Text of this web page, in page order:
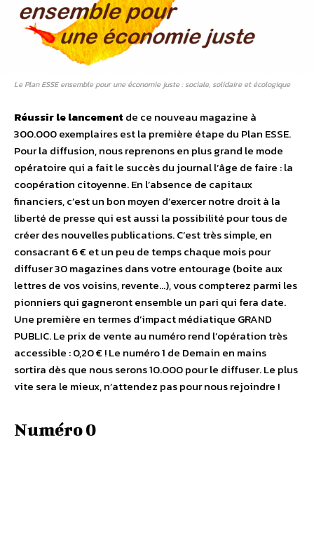
Le Plan ESSE ensemble pour une économie juste : sociale, solidaire et écologique
Réussir le lancement de ce nouveau magazine à
300.000 exemplaires est la première étape du Plan ESSE.
Pour la diffusion, nous reprenons en plus grand le mode
opératoire qui a fait le succès du journal l’âge de faire : la
coopération citoyenne. En l’absence de capitaux
financiers, c’est un bon moyen d’exercer notre droit à la
liberté de presse qui est aussi la possibilité pour tous de
créer des nouvelles publications. C’est très simple, en
consacrant 6 € et un peu de temps chaque mois pour
diffuser 30 magazines dans votre entourage (boite aux
lettres de vos voisins, revente…), vous compterez parmi les
pionniers qui gagneront ensemble un pari qui fera date.
Une première en termes d’impact médiatique GRAND
PUBLIC. Le prix de vente au numéro rend l’opération très
accessible : 0,20 € ! Le numéro 1 de Demain en mains
sortira dès que nous serons 10.000 pour le diffuser. Le plus
vite sera le mieux, n’attendez pas pour nous rejoindre !
Numéro 0